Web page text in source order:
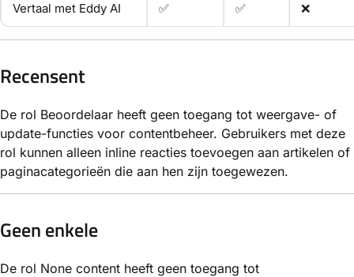
Vertaal met Eddy AI ✅ ✅ ❌
Recensent
De rol Beoordelaar heeft geen toegang tot weergave- of
update-functies voor contentbeheer. Gebruikers met deze
rol kunnen alleen inline reacties toevoegen aan artikelen of
paginacategorieën die aan hen zijn toegewezen.
Geen enkele
De rol None content heeft geen toegang tot